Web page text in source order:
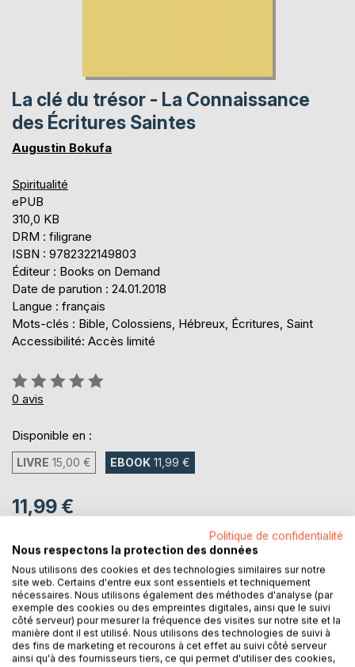
La clé du trésor - La Connaissance
des Écritures Saintes
Augustin Bokufa
Spiritualité
ePUB
310,0 KB
DRM : filigrane
ISBN : 9782322149803
Éditeur : Books on Demand
Date de parution : 24.01.2018
Langue : français
Mots-clés : Bible, Colossiens, Hébreux, Écritures, Saint
Accessibilité: Accès limité
Évaluation:
0%
0 avis
Disponible en :
LIVRE 15,00 € EBOOK 11,99 €
11,99 €
Téléchargement disponible dès maintenant
AJOUTER AU PANIER
Ajouter à ma liste d'envies
Laisser un avis
Politique de confidentialité
Nous respectons la protection des données
Nous utilisons des cookies et des technologies similaires sur notre
site web. Certains d'entre eux sont essentiels et techniquement
nécessaires. Nous utilisons également des méthodes d'analyse (par
exemple des cookies ou des empreintes digitales, ainsi que le suivi
côté serveur) pour mesurer la fréquence des visites sur notre site et la
manière dont il est utilisé. Nous utilisons des technologies de suivi à
des fins de marketing et recourons à cet effet au suivi côté serveur
ainsi qu'à des fournisseurs tiers, ce qui permet d'utiliser des cookies,